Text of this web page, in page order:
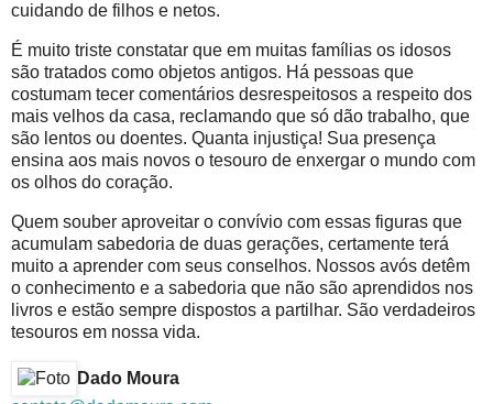
cuidando de filhos e netos.
É muito triste constatar que em muitas famílias os idosos
são tratados como objetos antigos. Há pessoas que
costumam tecer comentários desrespeitosos a respeito dos
mais velhos da casa, reclamando que só dão trabalho, que
são lentos ou doentes. Quanta injustiça! Sua presença
ensina aos mais novos o tesouro de enxergar o mundo com
os olhos do coração.
Quem souber aproveitar o convívio com essas figuras que
acumulam sabedoria de duas gerações, certamente terá
muito a aprender com seus conselhos. Nossos avós detêm
o conhecimento e a sabedoria que não são aprendidos nos
livros e estão sempre dispostos a partilhar. São verdadeiros
tesouros em nossa vida.
Dado Moura